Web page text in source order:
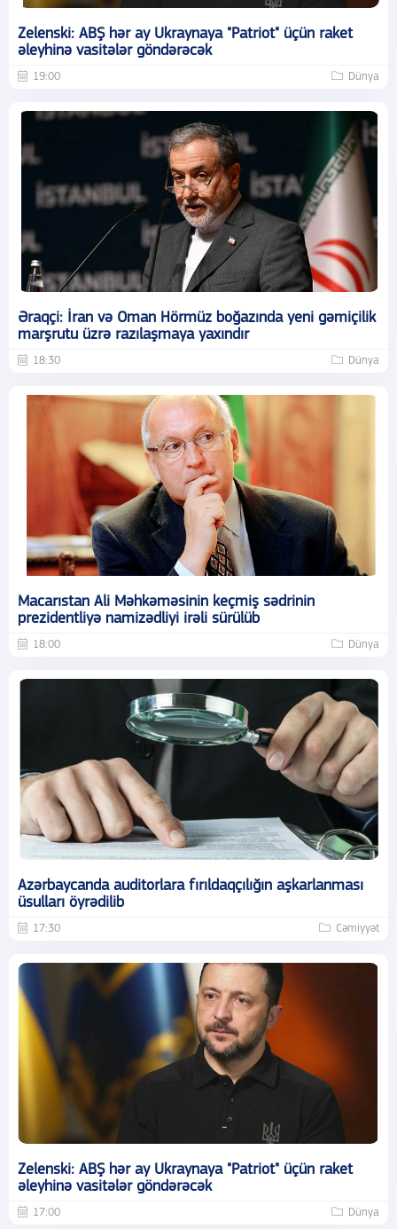
Zelenski: ABŞ hər ay Ukraynaya "Patriot" üçün raket
əleyhinə vasitələr göndərəcək
19:00 Dünya
Əraqçi: İran və Oman Hörmüz boğazında yeni gəmiçilik
marşrutu üzrə razılaşmaya yaxındır
18:30 Dünya
Macarıstan Ali Məhkəməsinin keçmiş sədrinin
prezidentliyə namizədliyi irəli sürülüb
18:00 Dünya
Azərbaycanda auditorlara fırıldaqçılığın aşkarlanması
üsulları öyrədilib
17:30 Cəmiyyət
Zelenski: ABŞ hər ay Ukraynaya "Patriot" üçün raket
əleyhinə vasitələr göndərəcək
17:00 Dünya